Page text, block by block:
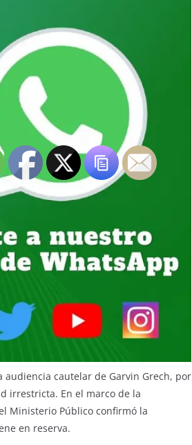
cautelar de Garvin Grech, por
irrestricta. En el marco de la
Ministerio Público confirmó la
en reserva.